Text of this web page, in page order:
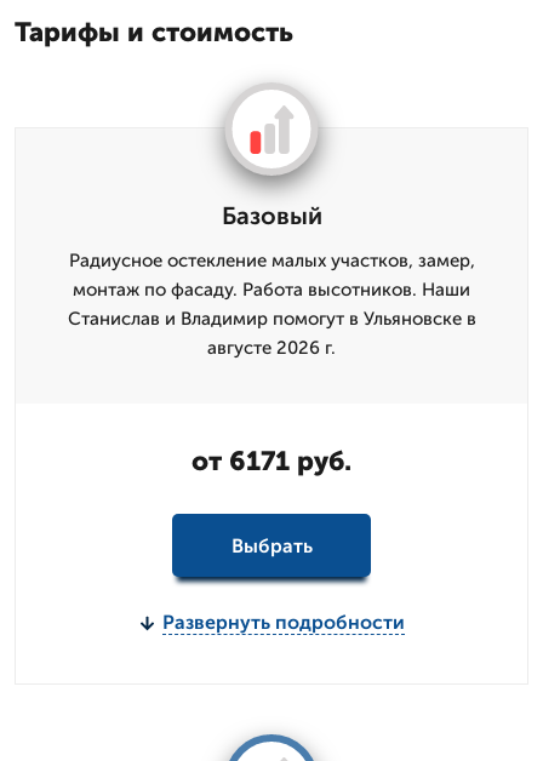
Тарифы и стоимость
Базовый
Радиусное остекление малых участков, замер,
монтаж по фасаду. Работа высотников. Наши
Станислав и Владимир помогут в Ульяновске в
августе 2026 г.
от 6171 руб.
Выбрать
Развернуть подробности